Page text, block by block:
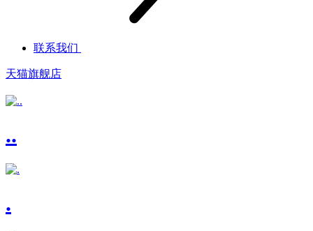
联系我们
天猫旗舰店
..
.